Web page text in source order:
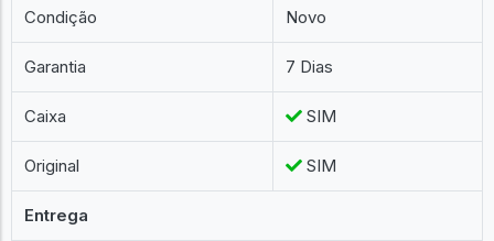
Condição Novo
Garantia 7 Dias
Caixa SIM
Original SIM
Entrega